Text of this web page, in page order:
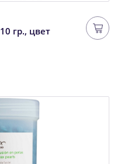
гр., цвет